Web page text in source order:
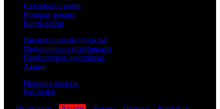
Связаться с нами
Возврат товара
Карта сайта
Производители (бренды)
Подарочные сертификаты
Партнёрская программа
Акции
История заказов
Рассылка